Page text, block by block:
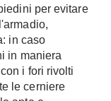
per evitare
in caso
in maniera
i fori rivolti
le cerniere